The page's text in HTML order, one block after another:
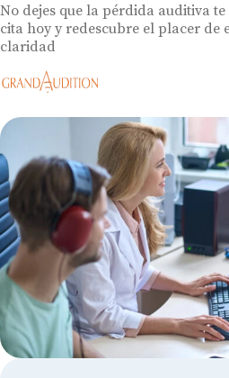
No dejes que la pérdida auditiva
cita hoy y redescubre el placer de
claridad